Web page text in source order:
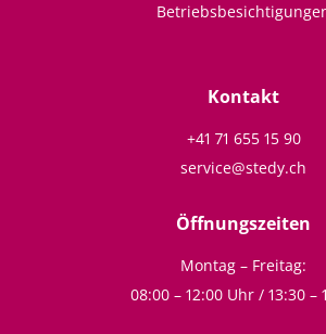
Kontakt
+41 71 655 15 90
service@stedy.ch
Öffnungszeiten
Montag – Freitag:
08:00 – 12:00 Uhr / 13:30 –